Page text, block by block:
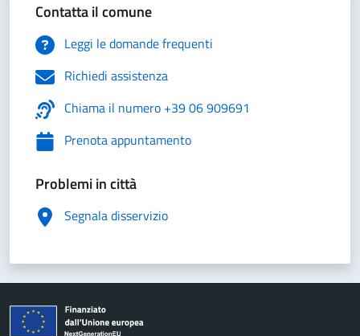
Contatta il comune
Leggi le domande frequenti
Richiedi assistenza
Chiama il numero +39 06 909691
Prenota appuntamento
Problemi in città
Segnala disservizio